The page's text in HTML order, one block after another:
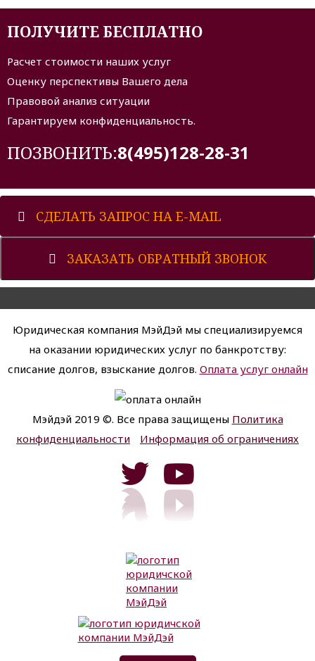
ПОЛУЧИТЕ БЕСПЛАТНО
Расчет стоимости наших услуг
Оценку перспективы Вашего дела
Правовой анализ ситуации
Гарантируем конфиденциальность.
ПОЗВОНИТЬ:8(495)128-28-31
СДЕЛАТЬ ЗАПРОС НА E-MAIL
ЗАКАЗАТЬ ОБРАТНЫЙ ЗВОНОК
Юридическая компания МэйДэй мы специализируемся
на оказании юридических услуг по банкротству:
списание долгов, взыскание долгов. Оплата услуг онлайн
Мэйдэй 2019 ©. Все права защищены Политика
конфиденциальности
Информация об ограничениях